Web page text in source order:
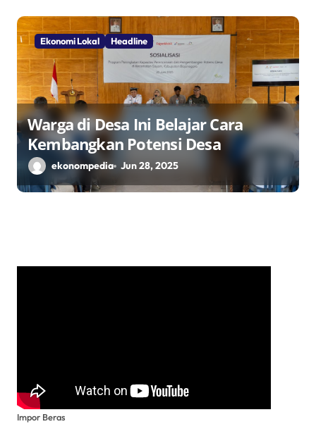
Ekonomi Lokal Headline
Warga di Desa Ini Belajar Cara
Kembangkan Potensi Desa
ekonompedia Jun 28, 2025
Impor Beras